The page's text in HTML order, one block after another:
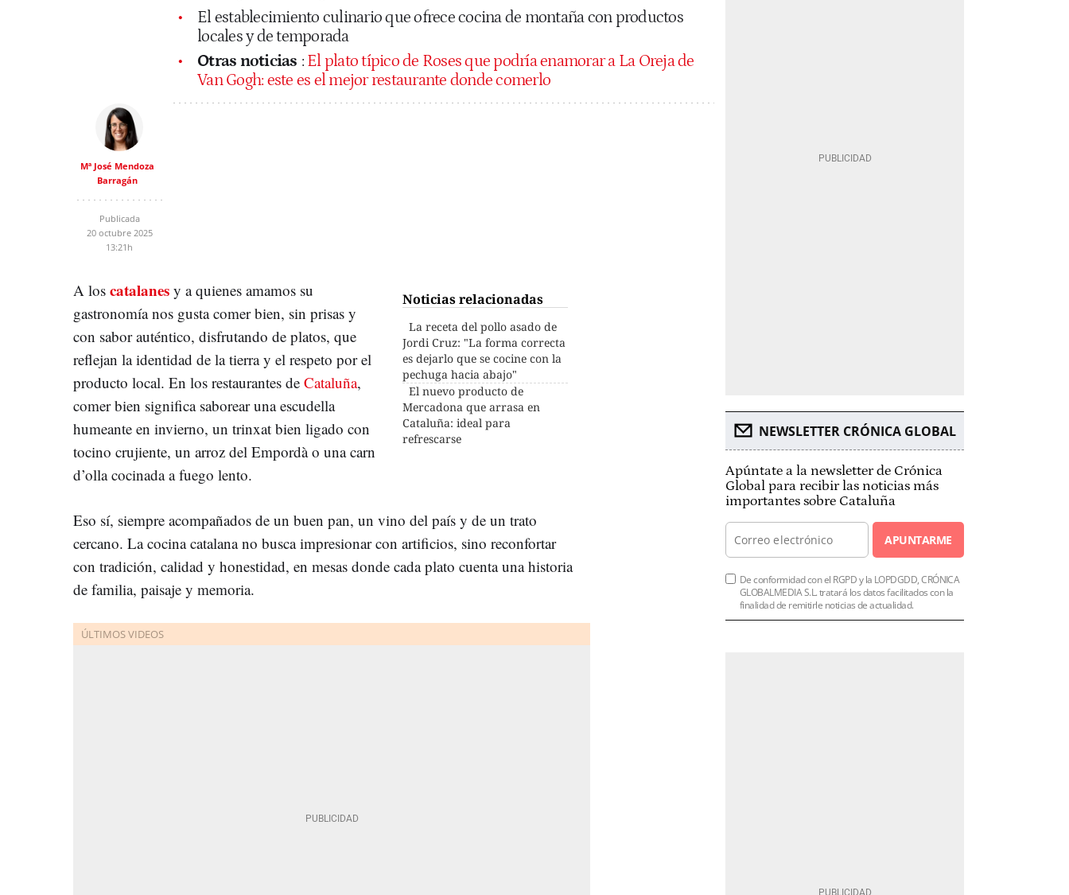
El establecimiento culinario que ofrece cocina de montaña con productos
locales y de temporada
Otras noticias : El plato típico de Roses que podría enamorar a La Oreja de
Van Gogh: este es el mejor restaurante donde comerlo
Mª José Mendoza
Barragán
Publicada
20 octubre 2025
13:21h
Noticias relacionadas
La receta del pollo asado de
Jordi Cruz: "La forma correcta
es dejarlo que se cocine con la
pechuga hacia abajo"
El nuevo producto de
Mercadona que arrasa en
Cataluña: ideal para
refrescarse
A los catalanes y a quienes amamos su
gastronomía nos gusta comer bien, sin prisas y
con sabor auténtico, disfrutando de platos, que
reflejan la identidad de la tierra y el respeto por el
producto local. En los restaurantes de Cataluña,
comer bien significa saborear una escudella
humeante en invierno, un trinxat bien ligado con
tocino crujiente, un arroz del Empordà o una carn
d’olla cocinada a fuego lento.
Eso sí, siempre acompañados de un buen pan, un vino del país y de un trato
cercano. La cocina catalana no busca impresionar con artificios, sino reconfortar
con tradición, calidad y honestidad, en mesas donde cada plato cuenta una historia
de familia, paisaje y memoria.
NEWSLETTER CRÓNICA GLOBAL
Apúntate a la newsletter de Crónica
Global para recibir las noticias más
importantes sobre Cataluña
APUNTARME
De conformidad con el RGPD y la LOPDGDD, CRÓNICA
GLOBALMEDIA S.L. tratará los datos facilitados con la
finalidad de remitirle noticias de actualidad.